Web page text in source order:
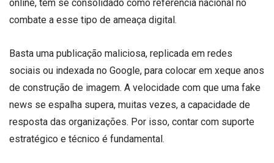
online, tem se consolidado como referência nacional no
combate a esse tipo de ameaça digital.
Basta uma publicação maliciosa, replicada em redes
sociais ou indexada no Google, para colocar em xeque anos
de construção de imagem. A velocidade com que uma fake
news se espalha supera, muitas vezes, a capacidade de
resposta das organizações. Por isso, contar com suporte
estratégico e técnico é fundamental.